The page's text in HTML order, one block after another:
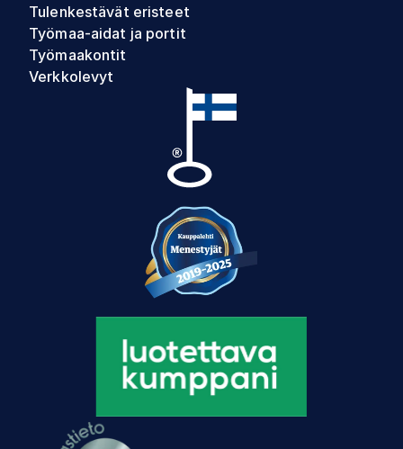
Tulenkestävät eristeet
Työmaa-aidat ja portit
Työmaakontit
Verkkolevyt